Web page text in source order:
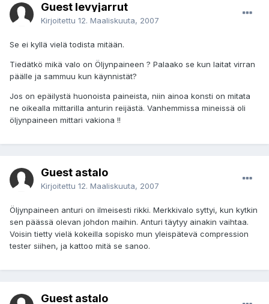
Guest levyjarrut
Kirjoitettu 12. Maaliskuuta, 2007
Se ei kyllä vielä todista mitään.
Tiedätkö mikä valo on Öljynpaineen ? Palaako se kun laitat virran
päälle ja sammuu kun käynnistät?
Jos on epäilystä huonoista paineista, niin ainoa konsti on mitata
ne oikealla mittarilla anturin reijästä. Vanhemmissa mineissä oli
öljynpaineen mittari vakiona !!
Guest astalo
Kirjoitettu 12. Maaliskuuta, 2007
Öljynpaineen anturi on ilmeisesti rikki. Merkkivalo syttyi, kun kytkin
sen päässä olevan johdon maihin. Anturi täytyy ainakin vaihtaa.
Voisin tietty vielä kokeilla sopisko mun yleispätevä compression
tester siihen, ja kattoo mitä se sanoo.
Guest astalo